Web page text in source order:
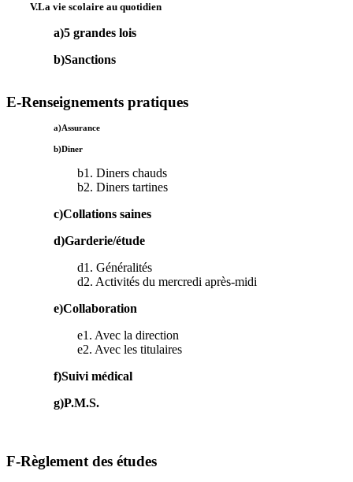
V.La vie scolaire au quotidien
a)5 grandes lois
b)Sanctions
E-Renseignements pratiques
a)Assurance
b)Diner
b1. Diners chauds
b2. Diners tartines
c)Collations saines
d)Garderie/étude
d1. Généralités
d2. Activités du mercredi après-midi
e)Collaboration
e1. Avec la direction
e2. Avec les titulaires
f)Suivi médical
g)P.M.S.
F-Règlement des études